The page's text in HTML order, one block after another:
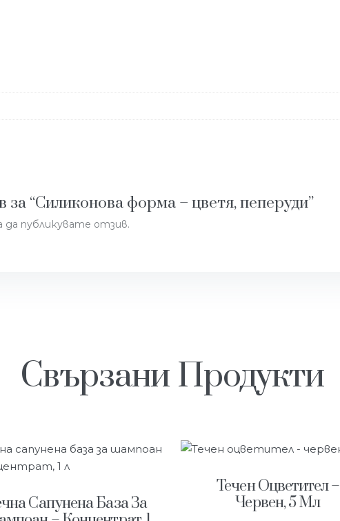
“Силиконова форма – цветя, пеперуди”
да публикувате отзив.
Свързани Продукти
Сапунена База За
Течен Оцветител –
Червен, 5 Мл